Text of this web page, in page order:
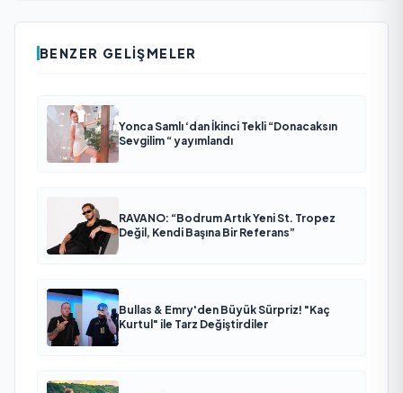
BENZER GELIŞMELER
Yonca Samlı ‘dan İkinci Tekli “Donacaksın
Sevgilim “ yayımlandı
RAVANO: “Bodrum Artık Yeni St. Tropez
Değil, Kendi Başına Bir Referans”
Bullas & Emry'den Büyük Sürpriz! "Kaç
Kurtul" ile Tarz Değiştirdiler